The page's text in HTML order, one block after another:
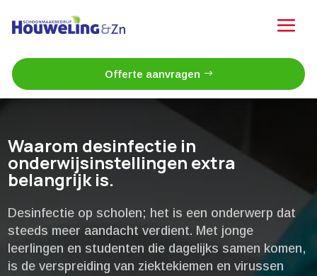
Offerte aanvragen
Waarom desinfectie in
onderwijsinstellingen extra
belangrijk is.​
Desinfectie op scholen; het is een onderwerp dat
steeds meer aandacht verdient.​ Met jonge
leerlingen en studenten die dagelijks samen komen,
is de verspreiding van ziektekiemen en virussen